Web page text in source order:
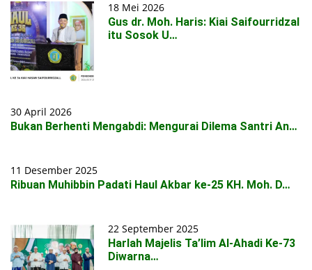
18 Mei 2026
Gus dr. Moh. Haris: Kiai Saifourridzal
itu Sosok U…
30 April 2026
Bukan Berhenti Mengabdi: Mengurai Dilema Santri An…
11 Desember 2025
Ribuan Muhibbin Padati Haul Akbar ke-25 KH. Moh. D…
22 September 2025
Harlah Majelis Ta’lim Al-Ahadi Ke-73
Diwarna…